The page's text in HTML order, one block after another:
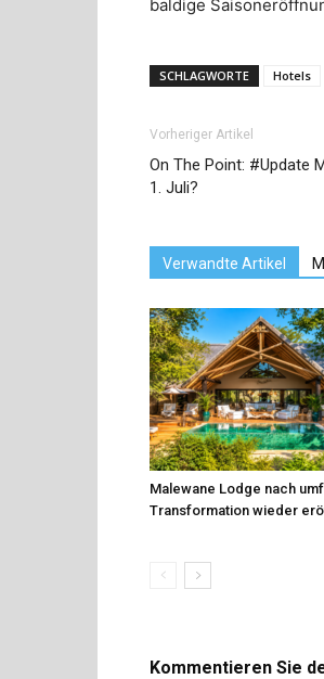
baldige
SCHLAGWORTE Hotels
Vorheriger Artikel
On The Point: #Update
1. Juli?
Verwandte Artikel
Malewane Lodge nach
Transformation wieder
Kommentieren Sie